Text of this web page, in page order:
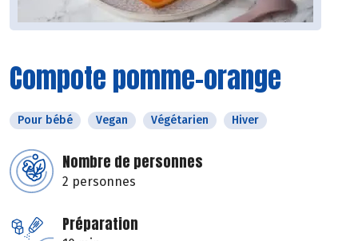
Compote pomme-orange
Pour bébé Vegan Végétarien Hiver
Nombre de personnes
2 personnes
Préparation